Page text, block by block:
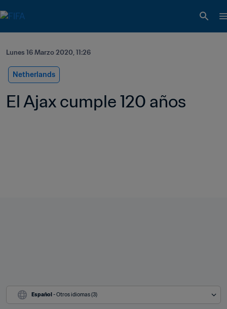
Lunes 16 Marzo 2020, 11:26
Netherlands
El Ajax cumple 120 años
Español - Otros idiomas (3)